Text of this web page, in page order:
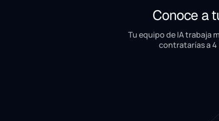
Conoce a
Tu equipo de IA trabaja
contratarías a 4